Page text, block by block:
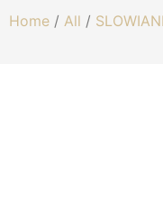
Home / All /